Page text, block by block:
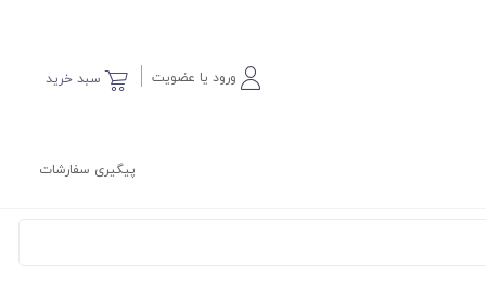
سبد خرید ورود یا عضویت
پیگیری سفارشات